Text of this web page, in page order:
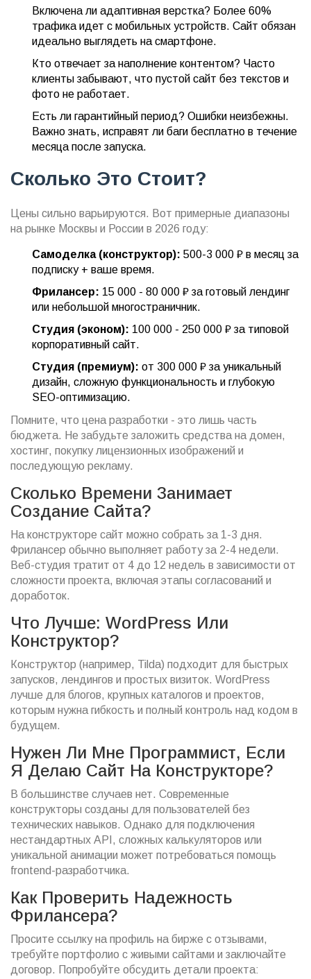
Включена ли адаптивная верстка? Более 60%
трафика идет с мобильных устройств. Сайт обязан
идеально выглядеть на смартфоне.
Кто отвечает за наполнение контентом? Часто
клиенты забывают, что пустой сайт без текстов и
фото не работает.
Есть ли гарантийный период? Ошибки неизбежны.
Важно знать, исправят ли баги бесплатно в течение
месяца после запуска.
Сколько Это Стоит?
Цены сильно варьируются. Вот примерные диапазоны
на рынке Москвы и России в 2026 году:
Самоделка (конструктор): 500-3 000 ₽ в месяц за
подписку + ваше время.
Фрилансер: 15 000 - 80 000 ₽ за готовый лендинг
или небольшой многостраничник.
Студия (эконом): 100 000 - 250 000 ₽ за типовой
корпоративный сайт.
Студия (премиум): от 300 000 ₽ за уникальный
дизайн, сложную функциональность и глубокую
SEO-оптимизацию.
Помните, что цена разработки - это лишь часть
бюджета. Не забудьте заложить средства на домен,
хостинг, покупку лицензионных изображений и
последующую рекламу.
Сколько Времени Занимает
Создание Сайта?
На конструкторе сайт можно собрать за 1-3 дня.
Фрилансер обычно выполняет работу за 2-4 недели.
Веб-студия тратит от 4 до 12 недель в зависимости от
сложности проекта, включая этапы согласований и
доработок.
Что Лучше: WordPress Или
Конструктор?
Конструктор (например, Tilda) подходит для быстрых
запусков, лендингов и простых визиток. WordPress
лучше для блогов, крупных каталогов и проектов,
которым нужна гибкость и полный контроль над кодом в
будущем.
Нужен Ли Мне Программист, Если
Я Делаю Сайт На Конструкторе?
В большинстве случаев нет. Современные
конструкторы созданы для пользователей без
технических навыков. Однако для подключения
нестандартных API, сложных калькуляторов или
уникальной анимации может потребоваться помощь
frontend-разработчика.
Как Проверить Надежность
Фрилансера?
Просите ссылку на профиль на бирже с отзывами,
требуйте портфолио с живыми сайтами и заключайте
договор. Попробуйте обсудить детали проекта: